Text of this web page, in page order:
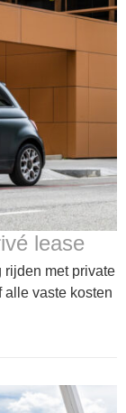
lease
rijden met private
alle vaste kosten